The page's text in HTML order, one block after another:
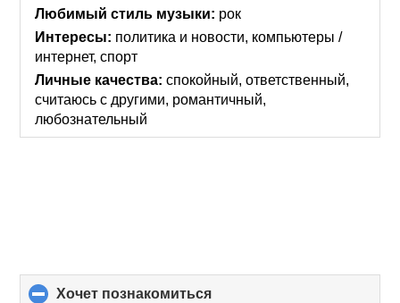
collapse
Любимый стиль музыки: рок
Интересы: политика и новости, компьютеры /
интернет, спорт
Личные качества: спокойный, ответственный,
считаюсь с другими, романтичный,
любознательный
хочет познакомиться